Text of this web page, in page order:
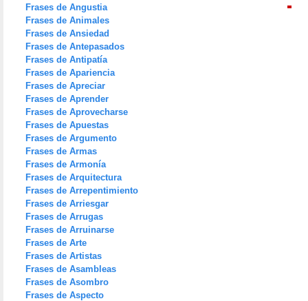
Frases de Angustia
Frases de Animales
Frases de Ansiedad
Frases de Antepasados
Frases de Antipatía
Frases de Apariencia
Frases de Apreciar
Frases de Aprender
Frases de Aprovecharse
Frases de Apuestas
Frases de Argumento
Frases de Armas
Frases de Armonía
Frases de Arquitectura
Frases de Arrepentimiento
Frases de Arriesgar
Frases de Arrugas
Frases de Arruinarse
Frases de Arte
Frases de Artistas
Frases de Asambleas
Frases de Asombro
Frases de Aspecto